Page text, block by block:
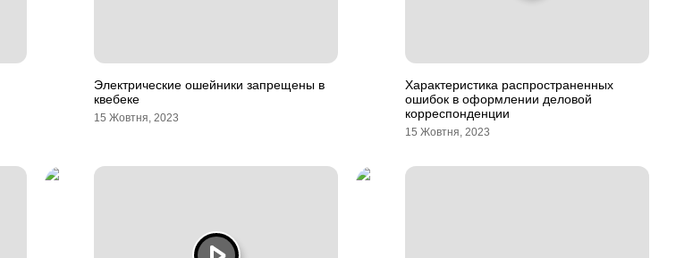
Электрические ошейники запрещены в
квебеке
15 Жовтня, 2023
Характеристика распространенных
ошибок в оформлении деловой
корреспонденции
15 Жовтня, 2023